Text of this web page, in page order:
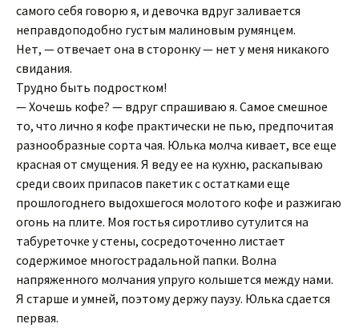
самого себя говорю я, и девочка вдруг заливается
неправдоподобно густым малиновым румянцем.
Нет, — отвечает она в сторонку — нет у меня никакого
свидания.
Трудно быть подростком!
— Хочешь кофе? — вдруг спрашиваю я. Самое смешное
то, что лично я кофе практически не пью, предпочитая
разнообразные сорта чая. Юлька молча кивает, все еще
красная от смущения. Я веду ее на кухню, раскапываю
среди своих припасов пакетик с остатками еще
прошлогоднего выдохшегося молотого кофе и разжигаю
огонь на плите. Моя гостья сиротливо сутулится на
табуреточке у стены, сосредоточенно листает
содержимое многострадальной папки. Волна
напряженного молчания упруго колышется между нами.
Я старше и умней, поэтому держу паузу. Юлька сдается
первая.